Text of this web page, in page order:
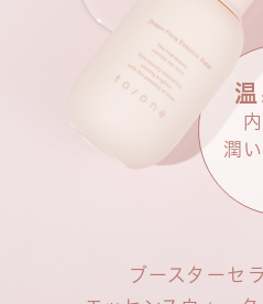
潤
ブースターセ